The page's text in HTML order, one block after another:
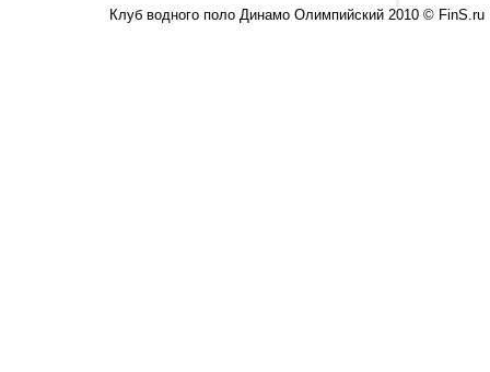
Клуб водного поло Динамо Олимпийский 2010 © FinS.ru